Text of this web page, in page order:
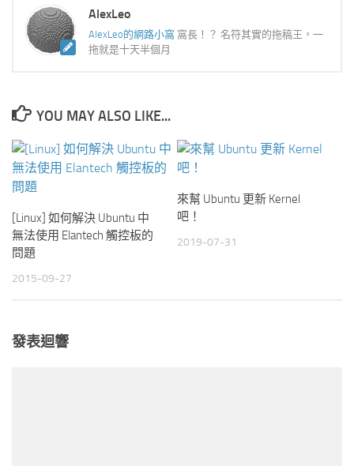
AlexLeo
AlexLeo的網路小窩 窩長！？ 名符其實的拖稿王，一
拖就是十天半個月
YOU MAY ALSO LIKE...
[Linux] 如何解決 Ubuntu 中
無法使用 Elantech 觸控板的
問題
2015-09-27
來幫 Ubuntu 更新 Kernel
吧！
2019-07-31
發表迴響